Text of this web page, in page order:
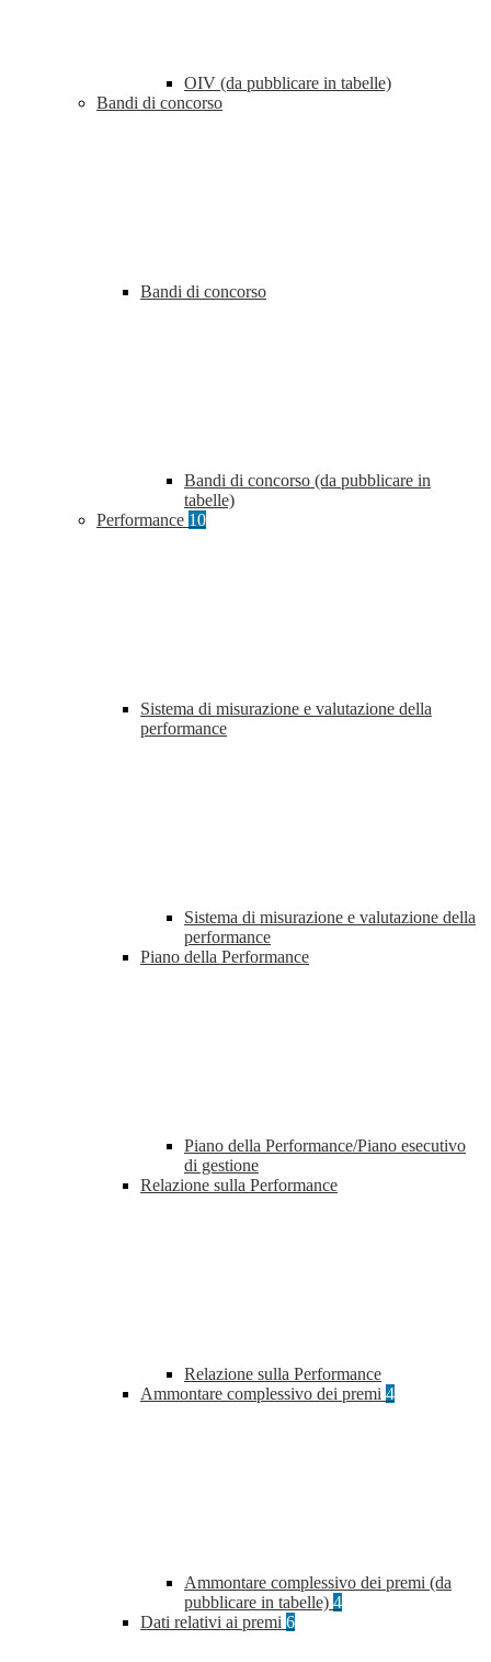
OIV (da pubblicare in tabelle)
Bandi di concorso
Bandi di concorso
Bandi di concorso (da pubblicare in
tabelle)
Performance 10
Sistema di misurazione e valutazione della
performance
Sistema di misurazione e valutazione della
performance
Piano della Performance
Piano della Performance/Piano esecutivo
di gestione
Relazione sulla Performance
Relazione sulla Performance
Ammontare complessivo dei premi 4
Ammontare complessivo dei premi (da
pubblicare in tabelle) 4
Dati relativi ai premi 6